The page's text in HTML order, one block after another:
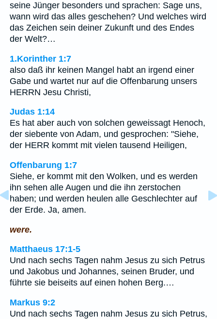
seine Jünger besonders und sprachen: Sage uns,
wann wird das alles geschehen? Und welches wird
das Zeichen sein deiner Zukunft und des Endes
der Welt?…
1.Korinther 1:7
also daß ihr keinen Mangel habt an irgend einer
Gabe und wartet nur auf die Offenbarung unsers
HERRN Jesu Christi,
Judas 1:14
Es hat aber auch von solchen geweissagt Henoch,
der siebente von Adam, und gesprochen: "Siehe,
der HERR kommt mit vielen tausend Heiligen,
Offenbarung 1:7
Siehe, er kommt mit den Wolken, und es werden
ihn sehen alle Augen und die ihn zerstochen
haben; und werden heulen alle Geschlechter auf
der Erde. Ja, amen.
were.
Matthaeus 17:1-5
Und nach sechs Tagen nahm Jesus zu sich Petrus
und Jakobus und Johannes, seinen Bruder, und
führte sie beiseits auf einen hohen Berg.…
Markus 9:2
Und nach sechs Tagen nahm Jesus zu sich Petrus,